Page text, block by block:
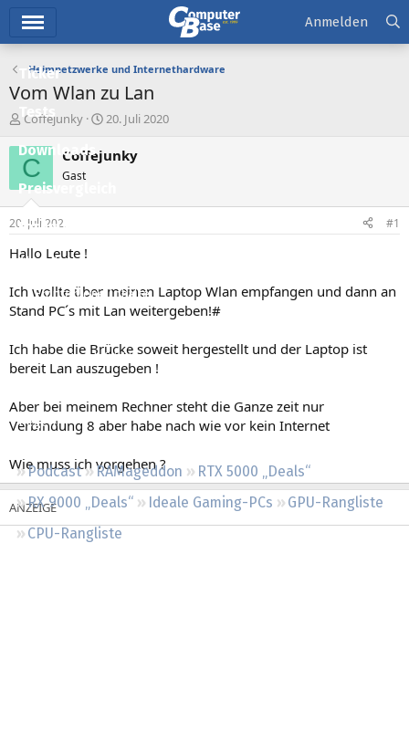
Ticker
Tests
Downloads
Preisvergleich
Forum
Aktuelles
Empfohlene Inhalte
Neueste Aktivitäten
Regeln
Podcast RAMageddon
RTX 5000 „Deals“
RX 9000 „Deals“
Ideale Gaming-PCs
GPU-Rangliste
CPU-Rangliste
Anmelden
Heimnetzwerke und Internethardware
Vom Wlan zu Lan
E
s
t
e
e
r
Coffejunky
E
s
t
20. Juli 2020
C Coffejunky
Gast
20. Juli 2020 #1
Hallo Leute !
Ich wollte über meinen Laptop Wlan empfangen und dann an
Stand PC´s mit Lan weitergeben!#
Ich habe die Brücke soweit hergestellt und der Laptop ist
bereit Lan auszugeben !
Aber bei meinem Rechner steht die Ganze zeit nur
Verbindung 8 aber habe nach wie vor kein Internet
Wie muss ich vorgehen ?